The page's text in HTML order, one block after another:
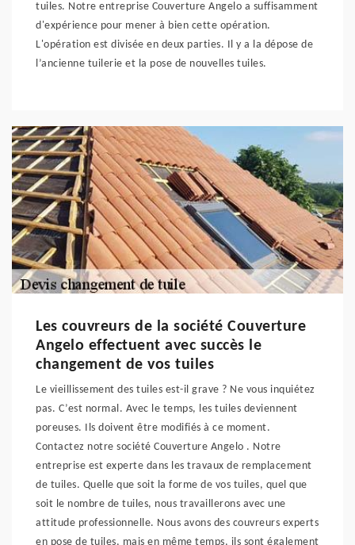
tuiles. Notre entreprise Couverture Angelo a suffisamment
d'expérience pour mener à bien cette opération.
L'opération est divisée en deux parties. Il y a la dépose de
l’ancienne tuilerie et la pose de nouvelles tuiles.
Les couvreurs de la société Couverture
Angelo effectuent avec succès le
changement de vos tuiles
Le vieillissement des tuiles est-il grave ? Ne vous inquiétez
pas. C’est normal. Avec le temps, les tuiles deviennent
poreuses. Ils doivent être modifiés à ce moment.
Contactez notre société Couverture Angelo . Notre
entreprise est experte dans les travaux de remplacement
de tuiles. Quelle que soit la forme de vos tuiles, quel que
soit le nombre de tuiles, nous travaillerons avec une
attitude professionnelle. Nous avons des couvreurs experts
en pose de tuiles, mais en même temps, ils sont également